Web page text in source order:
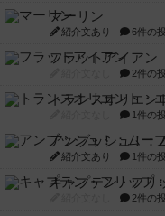
マーリン
紹介文あり 6件の
フラットアイアン
2件の
トランスオリエン
1件の
アンブッシュ！：
紹介文あり 1件の
キャプテン・フリ
2件の